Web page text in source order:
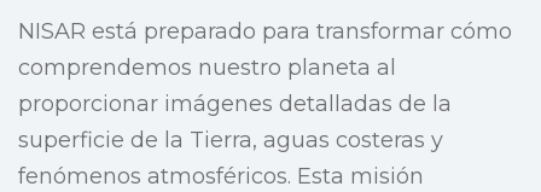
NISAR está preparado para transformar cómo
comprendemos nuestro planeta al
proporcionar imágenes detalladas de la
superficie de la Tierra, aguas costeras y
fenómenos atmosféricos. Esta misión